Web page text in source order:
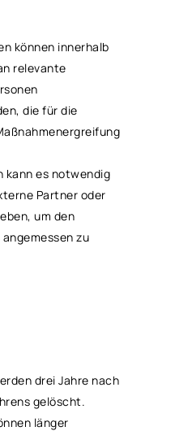
können innerhalb
relevante
die für die
kann es notwendig
Partner oder
um den
zu
drei Jahre nach
gelöscht.
länger